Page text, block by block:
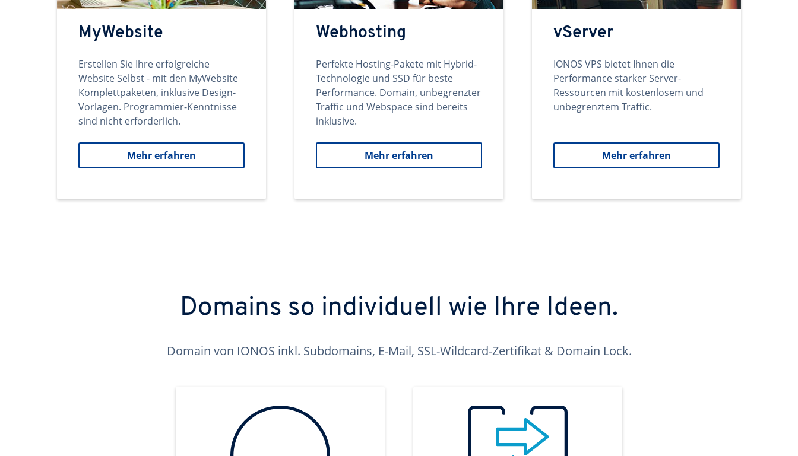
MyWebsite
Erstellen Sie Ihre erfolgreiche
Website Selbst - mit den MyWebsite
Komplettpaketen, inklusive Design-
Vorlagen. Programmier-Kenntnisse
sind nicht erforderlich.
Mehr erfahren
Webhosting
Perfekte Hosting-Pakete mit Hybrid-
Technologie und SSD für beste
Performance. Domain, unbegrenzter
Traffic und Webspace sind bereits
inklusive.
Mehr erfahren
vServer
IONOS VPS bietet Ihnen die
Performance starker Server-
Ressourcen mit kostenlosem und
unbegrenztem Traffic.
Mehr erfahren
Domains so individuell wie Ihre Ideen.
Domain von IONOS inkl. Subdomains, E-Mail, SSL-Wildcard-Zertifikat & Domain Lock.